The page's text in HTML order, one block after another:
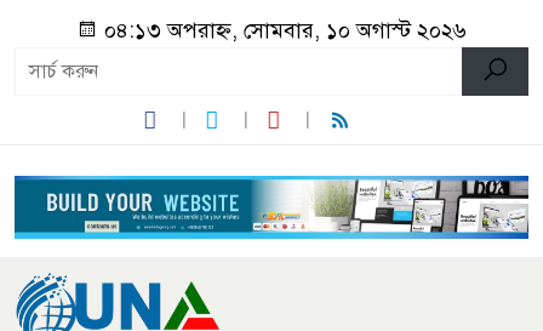
০৪:১৩ অপরাহ্ন, সোমবার, ১০ অগাস্ট ২০২৬